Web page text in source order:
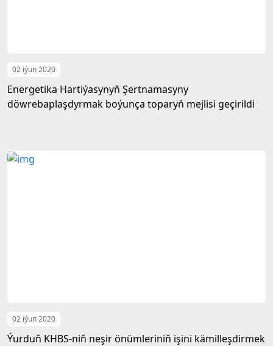
02 iýun 2020
Energetika Hartiýasynyň Şertnamasyny
döwrebaplaşdyrmak boýunça toparyň mejlisi geçirildi
02 iýun 2020
Ýurduň KHBS-niň neşir önümleriniň işini kämilleşdirmek